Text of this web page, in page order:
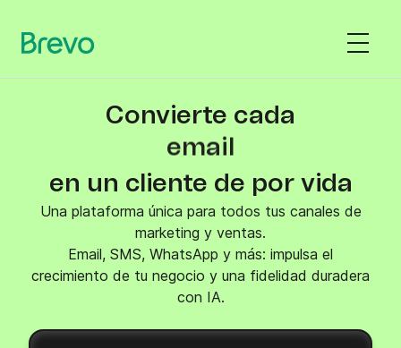
Convierte cada
email
en un cliente de por vida
Una plataforma única para todos tus canales de
marketing y ventas.
Email, SMS, WhatsApp y más: impulsa el
crecimiento de tu negocio y una fidelidad duradera
con IA.